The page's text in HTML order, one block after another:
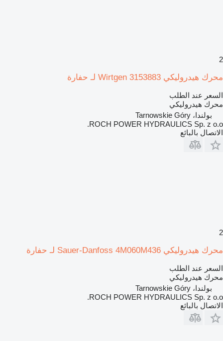
2
محرك هيدروليكي Wirtgen 3153883 لـ حفارة
السعر عند الطلب
محرك هيدروليكي
بولندا، Tarnowskie Góry
ROCH POWER HYDRAULICS Sp. z o.o.
الاتصال بالبائع
2
محرك هيدروليكي Sauer-Danfoss 4M060M436 لـ حفارة
السعر عند الطلب
محرك هيدروليكي
بولندا، Tarnowskie Góry
ROCH POWER HYDRAULICS Sp. z o.o.
الاتصال بالبائع